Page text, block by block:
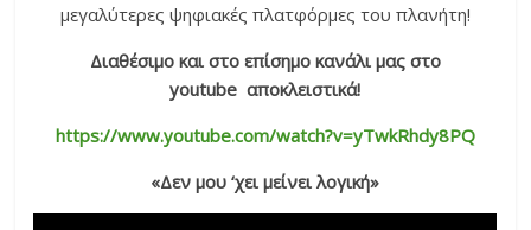
μεγαλύτερες ψηφιακές πλατφόρμες του πλανήτη!
Διαθέσιμο και στο επίσημο κανάλι μας στο
youtube αποκλειστικά!
https://www.youtube.com/watch?v=yTwkRhdy8PQ
«Δεν μου ‘χει μείνει λογική»